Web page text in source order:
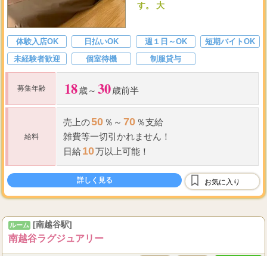
す。 大
体験入店OK 日払いOK 週１日～OK
短期バイトOK
未経験者歓迎
個室待機 制服貸与
募集年齢 18歳～ 30歳前半
給料
売上の50 ％～ 70 ％支給
雑費等一切引かれません！
日給10万以上可能！
詳しく見る お気に入り
ルーム [南越谷駅]
南越谷ラグジュアリー